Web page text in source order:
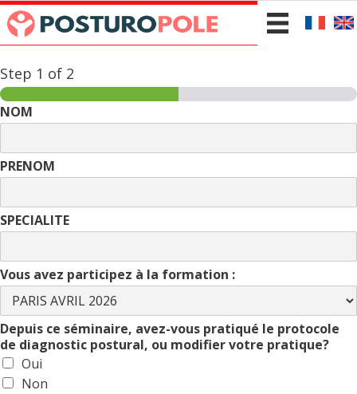
Step 1 of 2
NOM
PRENOM
SPECIALITE
Vous avez participez à la formation :
Depuis ce séminaire, avez-vous pratiqué le protocole
de diagnostic postural, ou modifier votre pratique?
Oui
Non